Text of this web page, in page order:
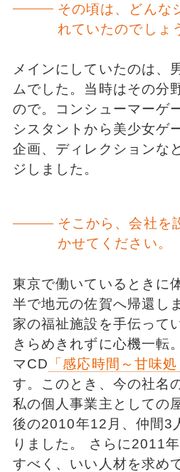
その頃は、どんな
れていたのでしょ
メインにしていたのは、
ムでした。当時はその分
ので。コンシューマーゲ
シスタントから美少女ゲ
企画、ディレクションな
ジしました。
そこから、会社を
かせてください。
東京で働いているときに
半で地元の佐賀へ帰還し
家の福祉施設を手伝って
きらめきれずに心機一転
マCD
「感応時間～甘味処
す。このとき、今の社名
私の個人事業主としての
後の2010年12月、仲間3
りました。 さらに2011
すべく、いい人材を求め